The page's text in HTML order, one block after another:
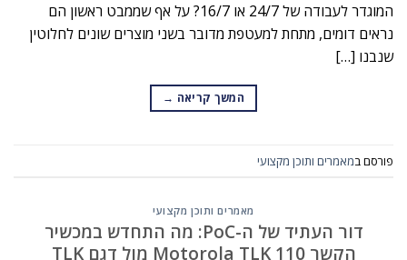
המוגדר לעבודה של 24/7 או 16/7? על אף שממבט ראשון הם
נראים דומים, מתחת למעטפת מדובר בשני מוצרים שונים לחלוטין
שנבנו […]
המשך קריאה →
פורסם במאמרים ותוכן מקצועי
מאמרים ותוכן מקצועי
דור העתיד של ה-PoC: מה התחדש במכשיר
הקשר Motorola TLK 110 מול דגם TLK